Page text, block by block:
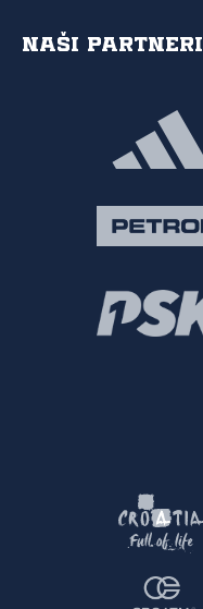
Naši partneri